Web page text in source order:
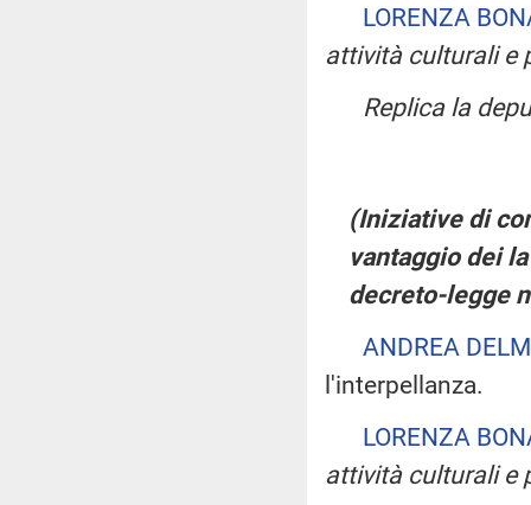
LORENZA
attività culturali e
Replica la
(Iniziative di
vantaggio dei
decreto-legge
ANDREA
l'interpellanza.
LORENZA
attività culturali e